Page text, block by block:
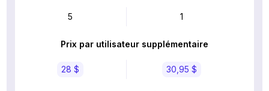
5 1
Prix par utilisateur supplémentaire
28 $ 30,95 $